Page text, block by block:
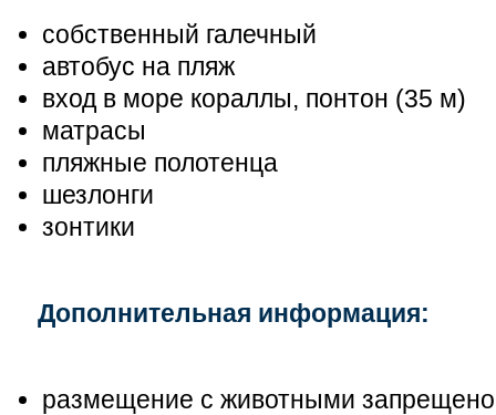
собственный галечный
автобус на пляж
вход в море кораллы, понтон (35 м)
матрасы
пляжные полотенца
шезлонги
зонтики
Дополнительная информация:
размещение с животными запрещено